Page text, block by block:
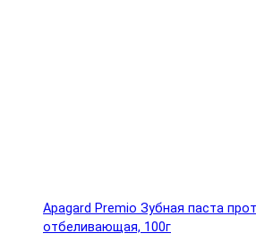
Apagard Premio Зубная паста
отбеливающая, 100г